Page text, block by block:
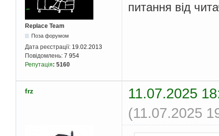
Replace Team
Поза форумом
Дата реєстрації: 19.02.2013
Повідомлень: 7 954
Репутація: 5160
питання від
frz
11.07.2025
(11.07.2025